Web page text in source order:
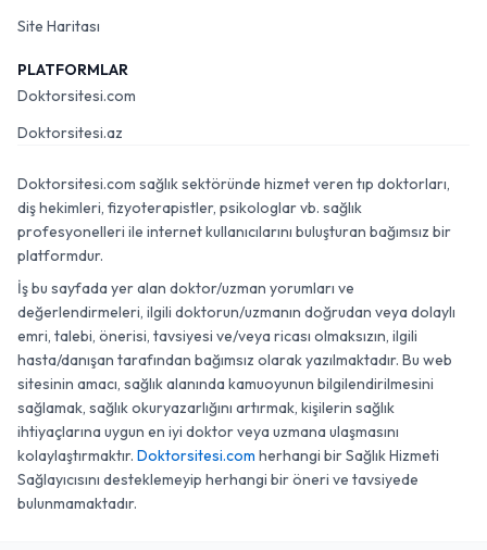
Site Haritası
PLATFORMLAR
Doktorsitesi.com
Doktorsitesi.az
Doktorsitesi.com sağlık sektöründe hizmet veren tıp doktorları,
diş hekimleri, fizyoterapistler, psikologlar vb. sağlık
profesyonelleri ile internet kullanıcılarını buluşturan bağımsız bir
platformdur.
İş bu sayfada yer alan doktor/uzman yorumları ve
değerlendirmeleri, ilgili doktorun/uzmanın doğrudan veya dolaylı
emri, talebi, önerisi, tavsiyesi ve/veya ricası olmaksızın, ilgili
hasta/danışan tarafından bağımsız olarak yazılmaktadır. Bu web
sitesinin amacı, sağlık alanında kamuoyunun bilgilendirilmesini
sağlamak, sağlık okuryazarlığını artırmak, kişilerin sağlık
ihtiyaçlarına uygun en iyi doktor veya uzmana ulaşmasını
kolaylaştırmaktır. Doktorsitesi.com herhangi bir Sağlık Hizmeti
Sağlayıcısını desteklemeyip herhangi bir öneri ve tavsiyede
bulunmamaktadır.